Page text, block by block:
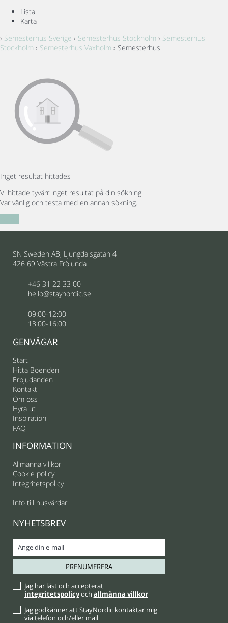
Lista
Karta
› Semesterhus Sverige › Semesterhus Stockholm › Semesterhus
Stockholm › Semesterhus Vaxholm › Semesterhus
Inget resultat hittades
Vi hittade tyvärr inget resultat på din sökning.
Var vänlig och testa med en annan sökning.
SN Sweden AB, Ljungdalsgatan 4
426 69 Västra Frölunda
+46 31 22 33 00
hello@staynordic.se
09:00-12:00
13:00-16:00
GENVÄGAR
Start
Hitta Boenden
Erbjudanden
Kontakt
Om oss
Hyra ut
Inspiration
FAQ
INFORMATION
Allmänna villkor
Cookie policy
Integritetspolicy
Info till husvärdar
NYHETSBREV
Jag har läst och accepterat
integritetspolicyoch allmänna villkor
Jag godkänner att StayNordic kontaktar mig
via telefon och/eller mail